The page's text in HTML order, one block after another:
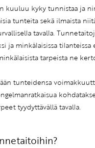
kuuluu kyky tunnistaa ja
tunteita sekä ilmaista
tavalla.
ja minkälaisissa tilanteissa
tarpeista ne
tunteidensa
tyydyttävällä tavalla.